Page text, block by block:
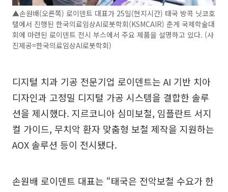
▲손원배(오른쪽) 로이덴트 대표가 25일(현지시간) 태국 방콕 닛코호
텔에서 진행된 한국의료임상AI로봇학회(KSMCAIR) 춘계 국제학술대
회에 마련된 로이덴트 전시 부스에서 주요 제품을 설명하고 있다. (사
진제공=한국의료임상AI로봇학회)
디지털 치과 기공 전문기업 로이덴트는 AI 기반 치아
디자인과 고정밀 디지털 가공 시스템을 결합한 솔루
션을 제시했다. 지르코니아 심미보철, 임플란트 서지
컬 가이드, 무치악 환자 맞춤형 보철 제작을 지원하는
AOX 솔루션 등이 전시됐다.
손원배 로이덴트 대표는 “태국은 전악보철 수요가 한